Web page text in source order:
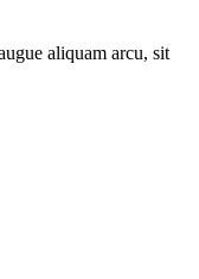
aliquam arcu, sit